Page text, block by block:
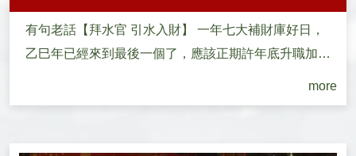
有句老話【拜水官 引水入財】 一年七大補財庫好日，
乙巳年已經來到最後一個了，應該正期許年底升職加
more